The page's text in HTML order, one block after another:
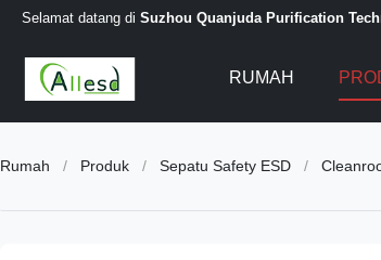
Selamat datang di Suzhou Quanjuda Purification
RUMAH
Rumah / Produk / Sepatu Safety ESD /